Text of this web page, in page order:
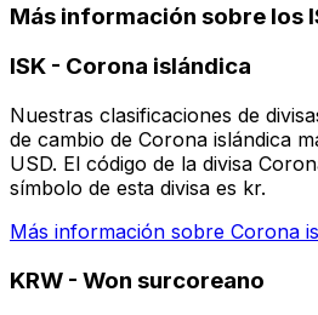
Más información sobre los
ISK - Corona islándica
Nuestras clasificaciones de
de cambio de Corona islándica
USD. El código de la divisa
símbolo de esta divisa es kr.
Más información sobre Corona
KRW - Won surcoreano